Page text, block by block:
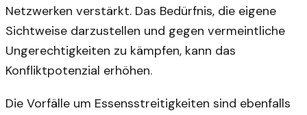
Netzwerken verstärkt. Das Bedürfnis, die eigene
Sichtweise darzustellen und gegen vermeintliche
Ungerechtigkeiten zu kämpfen, kann das
Konfliktpotenzial erhöhen.
Die Vorfälle um Essensstreitigkeiten sind ebenfalls